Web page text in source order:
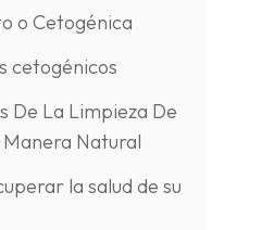
o Cetogénica
cetogénicos
De La Limpieza De
Manera Natural
la salud de su